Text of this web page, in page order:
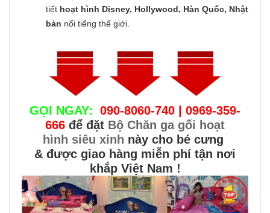
tiết hoạt hình Disney, Hollywood, Hàn Quốc, Nhật
bản nổi tiếng thế giới.
GỌI NGAY:
090-8060-740 | 0969-359-
666 để đặt Bộ Chăn ga gối hoạt
hình siêu xinh này cho bé cưng
& được giao hàng miễn phí tận nơi
khắp Việt Nam !